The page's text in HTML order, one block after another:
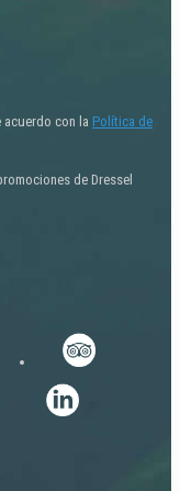
con la Política de
de Dressel